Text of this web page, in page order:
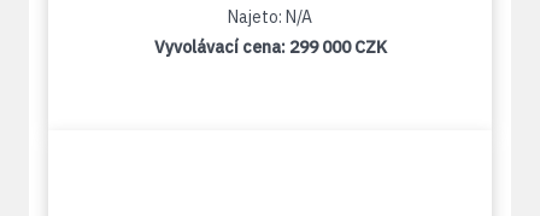
Najeto: N/A
Vyvolávací cena: 299 000 CZK